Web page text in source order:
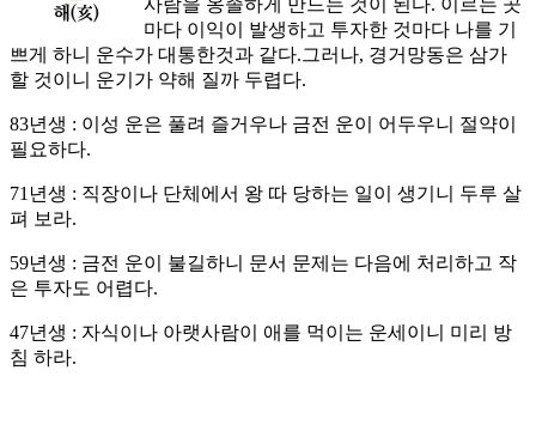
사람을 옹졸하게 만드는 것이 된다. 이르는 곳
마다 이익이 발생하고 투자한 것마다 나를 기
쁘게 하니 운수가 대통한것과 같다.그러나, 경거망동은 삼가
할 것이니 운기가 약해 질까 두렵다.
83년생 : 이성 운은 풀려 즐거우나 금전 운이 어두우니 절약이
필요하다.
71년생 : 직장이나 단체에서 왕 따 당하는 일이 생기니 두루 살
펴 보라.
59년생 : 금전 운이 불길하니 문서 문제는 다음에 처리하고 작
은 투자도 어렵다.
47년생 : 자식이나 아랫사람이 애를 먹이는 운세이니 미리 방
침 하라.